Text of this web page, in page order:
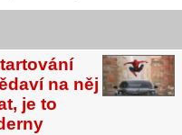
na něj
je to